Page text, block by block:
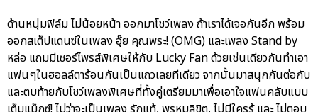
ด้านหนุ่มฟิล์ม ไม่น้อยหน้า ออกมาโชว์เพลง ถ้าเราได้เจอกันอีก พร้อม
ออกสเต็ปแดนซ์ในเพลง อุ๊ย คุณพระ! (OMG) และเพลง Stand by
หล่อ แถมมีเซอร์ไพรส์พิเศษให้กับ Lucky Fan ด้วยเช่นเดียวกันทำเอา
แฟนๆในฮอลล์ตาร้อนกันเป็นแถวเลยทีเดียว จากนั้นมาสนุกกันต่อกับ
และตบท้ายกับโชว์เพลงพิเศษที่ทั้งคู่เตรียมมาเพื่อเอาใจแฟนคลับแบบ